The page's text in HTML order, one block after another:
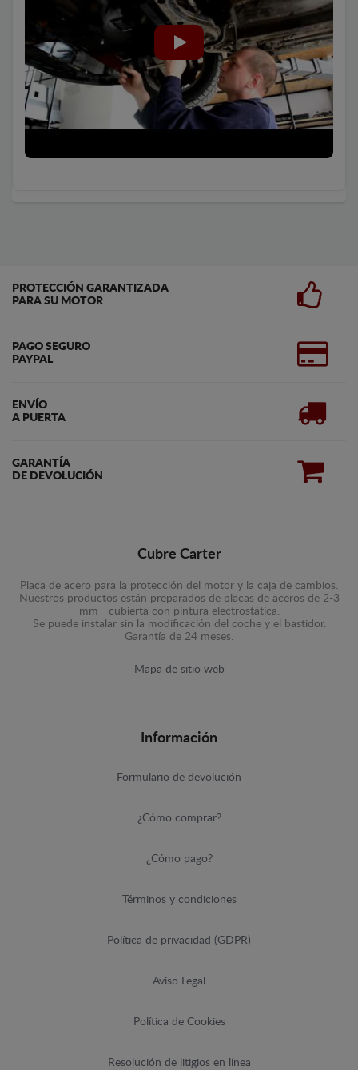
PROTECCIÓN GARANTIZADA
PARA SU MOTOR
PAGO SEGURO
PAYPAL
ENVÍO
A PUERTA
GARANTÍA
DE DEVOLUCIÓN
Cubre Carter
Placa de acero para la protección del motor y la caja de cambios.
Nuestros productos están preparados de placas de aceros de 2-3
mm - cubierta con pintura electrostática.
Se puede instalar sin la modificación del coche y el bastidor.
Garantía de 24 meses.
Mapa de sitio web
Información
Formulario de devolución
¿Cómo comprar?
¿Cómo pago?
Términos y condiciones
Política de privacidad (GDPR)
Aviso Legal
Política de Cookies
Resolución de litigios en línea